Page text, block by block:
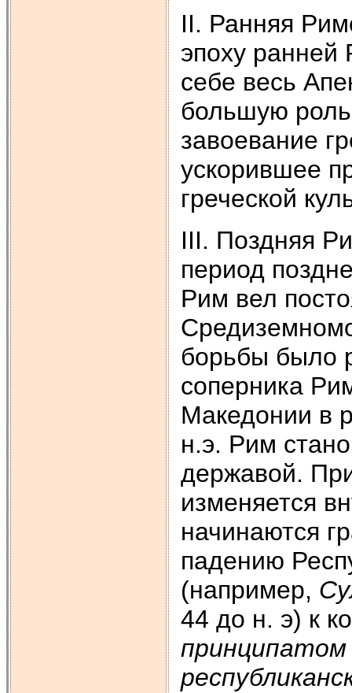
II. Ранняя
эпоху ранней
себе весь
большую роль
завоевание
ускорившее
греческой
III. Поздняя
период
Рим вел
борьбы было
соперника
Македонии в
н.э. Рим
державой.
изменяется
начинаются
падению
(например,
44 до н. э) к
принципатом